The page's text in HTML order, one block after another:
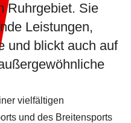
Ruhrgebiet. Sie
Leistungen,
und blickt auch auf
vielfältigen
und des Breitensports